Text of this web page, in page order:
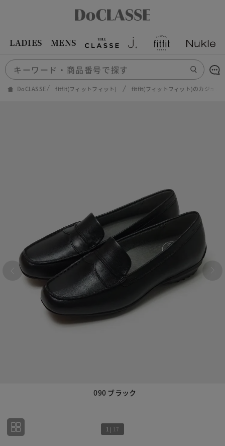
LADIES MENS
DoCLASSE fitfit(フィットフィット) fitfit(フィットフィット)のカジュア
090 ブラック
1 | 17